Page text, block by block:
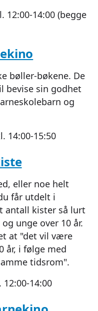
12:00-14:00 (begge
bøller-bøkene. De
bevise sin godhet
og
14:00-15:50
eller noe helt
får utdelt i
antall kister så lurt
unge over 10 år.
at "det vil være
år, i følge med
tidsrom".
12:00-14:00